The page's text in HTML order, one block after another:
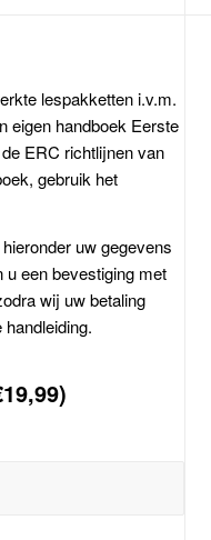
lespakketten i.v.m.
eigen handboek Eerste
ERC richtlijnen van
gebruik het
uw gegevens
een bevestiging met
wij uw betaling